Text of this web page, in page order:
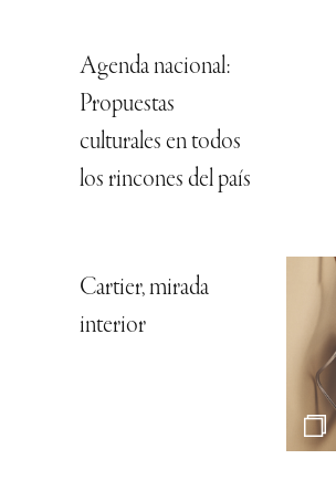
Agenda nacional:
Propuestas
culturales en todos
los rincones del país
Cartier, mirada
interior